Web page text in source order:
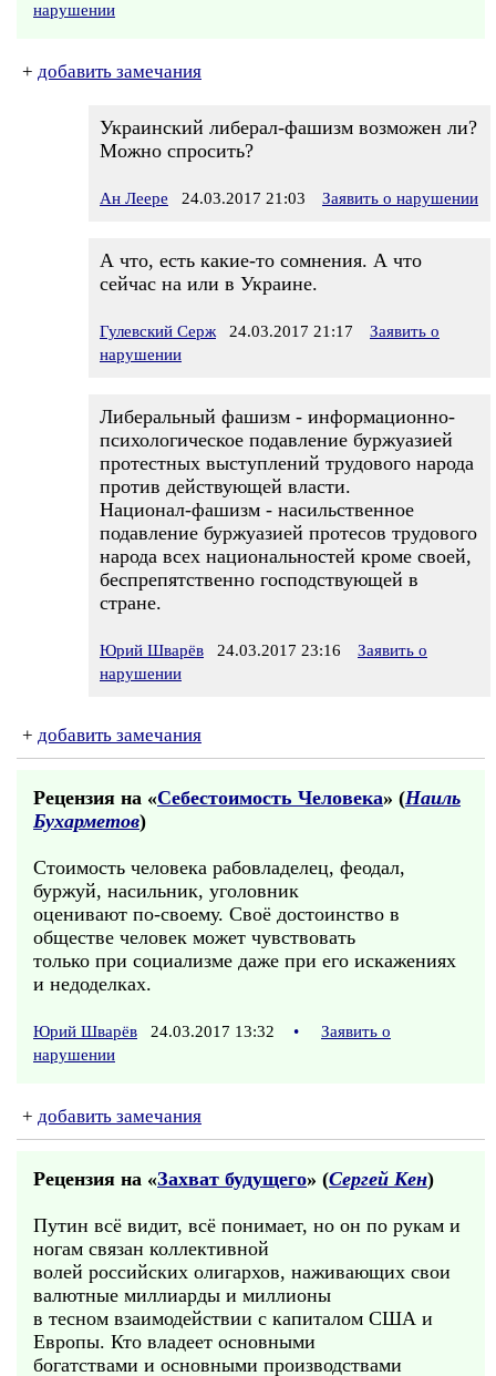
нарушении
+ добавить замечания
Украинский либерал-фашизм возможен ли?
Можно спросить?
Ан Леере 24.03.2017 21:03 Заявить о нарушении
А что, есть какие-то сомнения. А что
сейчас на или в Украине.
Гулевский Серж 24.03.2017 21:17
Заявить о
нарушении
Либеральный фашизм - информационно-
психологическое подавление буржуазией
протестных выступлений трудового народа
против действующей власти.
Национал-фашизм - насильственное
подавление буржуазией протесов трудового
народа всех национальностей кроме своей,
беспрепятственно господствующей в
стране.
Юрий Шварёв 24.03.2017 23:16
Заявить о
нарушении
+ добавить замечания
Рецензия на «Себестоимость Человека» (Наиль
Бухарметов)
Стоимость человека рабовладелец, феодал,
буржуй, насильник, уголовник
оценивают по-своему. Своё достоинство в
обществе человек может чувствовать
только при социализме даже при его искажениях
и недоделках.
Юрий Шварёв 24.03.2017 13:32 •
Заявить о
нарушении
+ добавить замечания
Рецензия на «Захват будущего» (Сергей Кен)
Путин всё видит, всё понимает, но он по рукам и
ногам связан коллективной
волей российских олигархов, наживающих свои
валютные миллиарды и миллионы
в тесном взаимодействии с капиталом США и
Европы. Кто владеет основными
богатствами и основными производствами